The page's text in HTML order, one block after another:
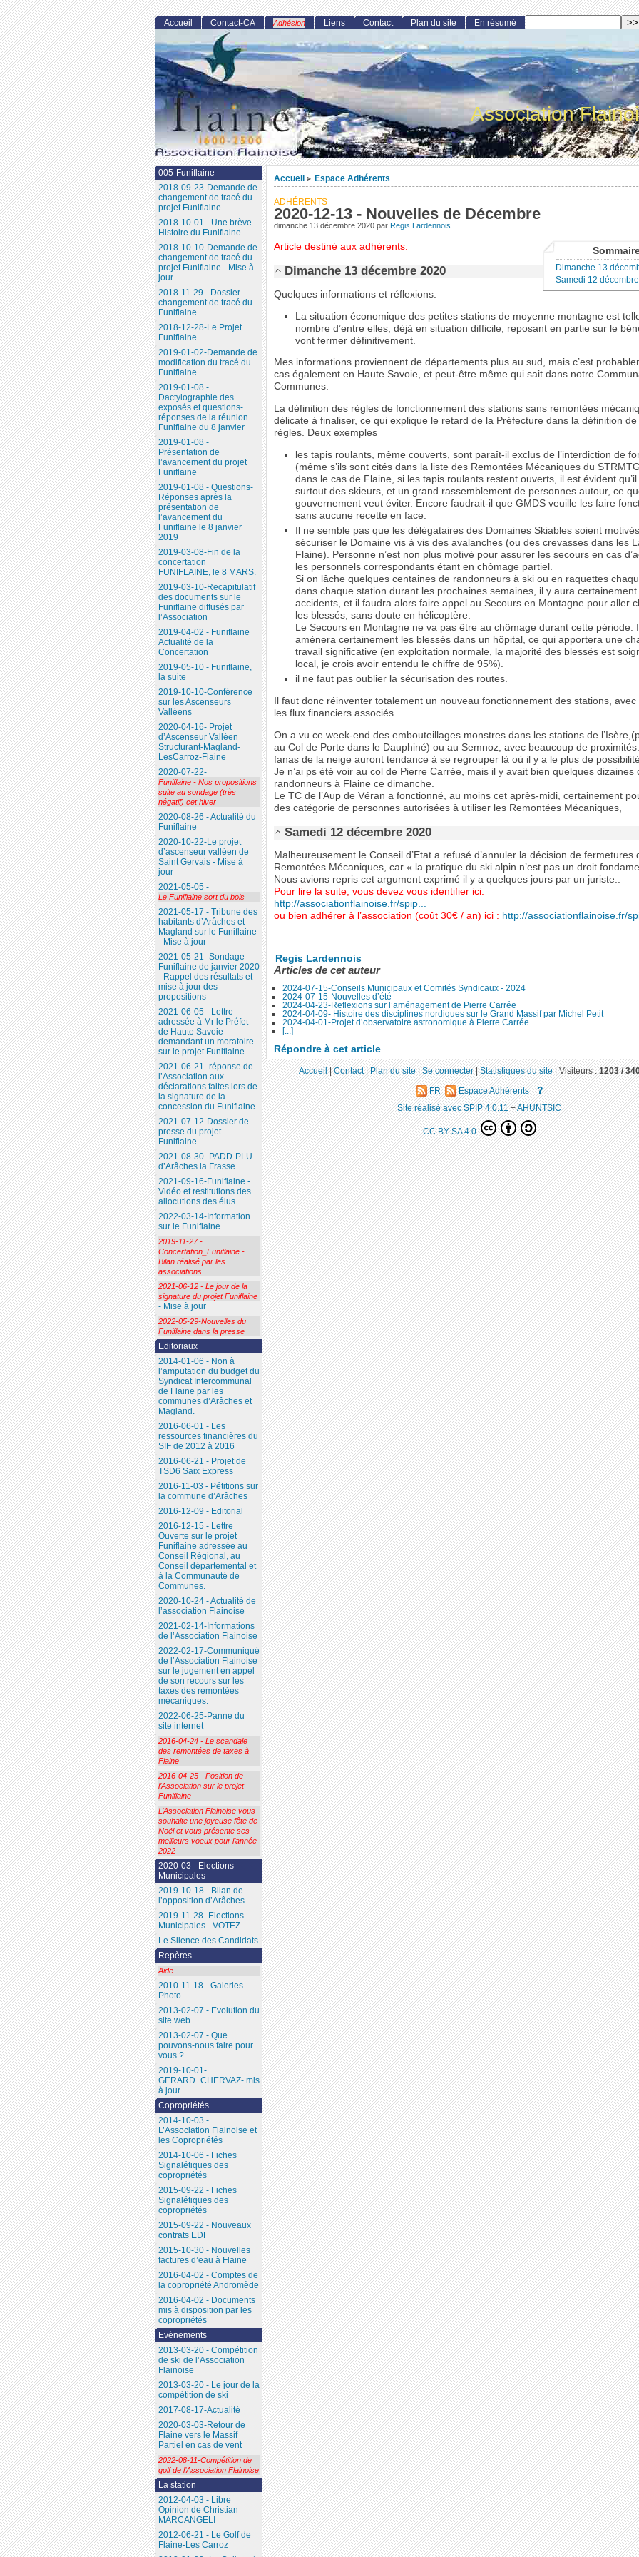
Association
Accueil > Espace Adhérents
ADHÉRENTS
2020-12-13 - Nouvelles de Décembre
dimanche 13 décembre 2020 par Regis Lardennois
Dimanche 13
Samedi 12
Article destiné aux adhérents.
Dimanche 13 décembre 2020
Quelques informations et réflexions.
La situation économique des petites stations de moyenne montagne est
nombre d’entre elles, déjà en situation difficile, reposant en partie sur le
vont fermer définitivement.
Mes informations proviennent de départements plus au sud, mais c’est
cas également en Haute Savoie, et peut-être même qui sait dans notre
Communes.
La définition des règles de fonctionnement des stations sans remontées
délicate à finaliser, ce qui explique le retard de la Préfecture dans la définition de
règles. Deux exemples
les tapis roulants, même couverts, sont paraît-il exclus de l’interdiction de
(même s’ils sont cités dans la liste des Remontées Mécaniques du
dans le cas de Flaine, si les tapis roulants restent ouverts, il est évident qu’il
surtout des skieurs, et un grand rassemblement de personnes autour, ce
gouvernement veut éviter. Encore faudrait-il que GMDS veuille les faire
sans aucune recette en face.
Il ne semble pas que les délégataires des Domaines Skiables soient
sécuriser le Domaine vis à vis des avalanches (ou des crevasses dans les
Flaine). Personne n’est non plus motivé pour assurer les secours en cas
les personnels correspondants étant en chômage partiel.
Si on lâche quelques centaines de randonneurs à ski ou en raquettes
dans chaque station durant les prochaines semaines, il y aura certainement
accidents, et il faudra alors faire appel au Secours en Montagne pour aller
les blessés, sans doute en hélicoptère.
Le Secours en Montagne ne va pas être au chômage durant cette période. Il
amènera certainement les blessés dans un hôpital, ce qui apportera une
travail significative (en exploitation normale, la majorité des blessés est
local, je crois avoir entendu le chiffre de 95%).
il ne faut pas oublier la sécurisation des routes.
Il faut donc réinventer totalement un nouveau fonctionnement des stations,
les flux financiers associés.
On a vu ce week-end des embouteillages monstres dans les stations de
au Col de Porte dans le Dauphiné) ou au Semnoz, avec beaucoup de
fanas de la neige auront tendance à se regrouper là où il y a le plus de
Je n’ai ps été voir au col de Pierre Carrée, mais il y avait bien quelques dizaines
randonneurs à Flaine ce dimanche.
Le TC de l’Aup de Véran a fonctionné, au moins cet après-midi, certainement
des catégorie de personnes autorisées à utiliser les Remontées Mécaniques,
Samedi 12 décembre 2020
Malheureusement le Conseil d’Etat a refusé d’annuler la décision de fermetures
Remontées Mécaniques, car « la pratique du ski alpin n’est pas un droit
Nous avions repris cet argument exprimé il y a quelques jours par un juriste..
Pour lire la suite, vous devez vous identifier ici.
http://associationflainoise.fr/spip...
ou bien adhérer à l’association (coût 30€ / an) ici : http://associationflainoise.fr/
Regis Lardennois
Articles de cet auteur
2024-07-15-Conseils Municipaux et Comités Syndicaux - 2024
2024-07-15-Nouvelles d’été
2024-04-23-Reflexions sur l’aménagement de Pierre Carrée
2024-04-09- Histoire des disciplines nordiques sur le Grand Massif par Michel Petit
2024-04-01-Projet d’observatoire astronomique à Pierre Carrée
[...]
Répondre à cet article
Accueil Contact-CA Adhésion Liens Contact Plan du site En résumé
005-Funiflaine
2018-09-23-Demande de
changement de tracé du
projet Funiflaine
2018-10-01 - Une brève
Histoire du Funiflaine
2018-10-10-Demande de
changement de tracé du
projet Funiflaine - Mise à
jour
2018-11-29 - Dossier
changement de tracé du
Funiflaine
2018-12-28-Le Projet
Funiflaine
2019-01-02-Demande de
modification du tracé du
Funiflaine
2019-01-08 -
Dactylographie des
exposés et questions-
réponses de la réunion
Funiflaine du 8 janvier
2019-01-08 -
Présentation de
l’avancement du projet
Funiflaine
2019-01-08 - Questions-
Réponses après la
présentation de
l’avancement du
Funiflaine le 8 janvier
2019
2019-03-08-Fin de la
concertation
FUNIFLAINE, le 8 MARS.
2019-03-10-Recapitulatif
des documents sur le
Funiflaine diffusés par
l’Association
2019-04-02 - Funiflaine
Actualité de la
Concertation
2019-05-10 - Funiflaine,
la suite
2019-10-10-Conférence
sur les Ascenseurs
Valléens
2020-04-16- Projet
d’Ascenseur Valléen
Structurant-Magland-
LesCarroz-Flaine
2020-07-22-
Funiflaine - Nos propositions
suite au sondage (très
négatif) cet hiver
2020-08-26 - Actualité du
Funiflaine
2020-10-22-Le projet
d’ascenseur valléen de
Saint Gervais - Mise à
jour
2021-05-05 -
Le Funiflaine sort du bois
2021-05-17 - Tribune des
habitants d’Arâches et
Magland sur le Funiflaine
- Mise à jour
2021-05-21- Sondage
Funiflaine de janvier 2020
- Rappel des résultats et
mise à jour des
propositions
2021-06-05 - Lettre
adressée à Mr le Préfet
de Haute Savoie
demandant un moratoire
sur le projet Funiflaine
2021-06-21- réponse de
l’Association aux
déclarations faites lors de
la signature de la
concession du Funiflaine
2021-07-12-Dossier de
presse du projet
Funiflaine
2021-08-30- PADD-PLU
d’Arâches la Frasse
2021-09-16-Funiflaine -
Vidéo et restitutions des
allocutions des élus
2022-03-14-Information
sur le Funiflaine
2019-11-27 -
Concertation_Funiflaine -
Bilan réalisé par les
associations.
2021-06-12 - Le jour de la
signature du projet Funiflaine
- Mise à jour
2022-05-29-Nouvelles du
Funiflaine dans la presse
Editoriaux
2014-01-06 - Non à
l’amputation du budget du
Syndicat Intercommunal
de Flaine par les
communes d’Arâches et
Magland.
2016-06-01 - Les
ressources financières du
SIF de 2012 à 2016
2016-06-21 - Projet de
TSD6 Saix Express
2016-11-03 - Pétitions sur
la commune d’Arâches
2016-12-09 - Editorial
2016-12-15 - Lettre
Ouverte sur le projet
Funiflaine adressée au
Conseil Régional, au
Conseil départemental et
à la Communauté de
Communes.
2020-10-24 - Actualité de
l’association Flainoise
2021-02-14-Informations
de l’Association Flainoise
2022-02-17-Communiqué
de l’Association Flainoise
sur le jugement en appel
de son recours sur les
taxes des remontées
mécaniques.
2022-06-25-Panne du
site internet
2016-04-24 - Le scandale
des remontées de taxes à
Flaine
2016-04-25 - Position de
l’Association sur le projet
Funiflaine
L’Association Flainoise vous
souhaite une joyeuse fête de
Noël et vous présente ses
meilleurs voeux pour l’année
2022
2020-03 - Elections
Municipales
2019-10-18 - Bilan de
l’opposition d’Arâches
2019-11-28- Elections
Municipales - VOTEZ
Le Silence des Candidats
Repères
Aide
2010-11-18 - Galeries
Photo
2013-02-07 - Evolution du
site web
2013-02-07 - Que
pouvons-nous faire pour
vous ?
2019-10-01-
GERARD_CHERVAZ- mis
à jour
Copropriétés
2014-10-03 -
L’Association Flainoise et
les Copropriétés
2014-10-06 - Fiches
Signalétiques des
copropriétés
2015-09-22 - Fiches
Signalétiques des
copropriétés
2015-09-22 - Nouveaux
contrats EDF
2015-10-30 - Nouvelles
factures d’eau à Flaine
2016-04-02 - Comptes de
la copropriété Andromède
2016-04-02 - Documents
mis à disposition par les
copropriétés
Evènements
2013-03-20 - Compétition
de ski de l’Association
Flainoise
2013-03-20 - Le jour de la
compétition de ski
2017-08-17-Actualité
2020-03-03-Retour de
Flaine vers le Massif
Partiel en cas de vent
2022-08-11-Compétition de
golf de l’Association Flainoise
La station
2012-04-03 - Libre
Opinion de Christian
MARCANGELI
2012-06-21 - Le Golf de
Flaine-Les Carroz
Accueil|Contact|Plan du site|Se connecter|Statistiques du site|Visiteurs :1203 /
FR Espace Adhérents ?
Site réalisé avec SPIP 4.0.11+AHUNTSIC
CC BY-SA 4.0